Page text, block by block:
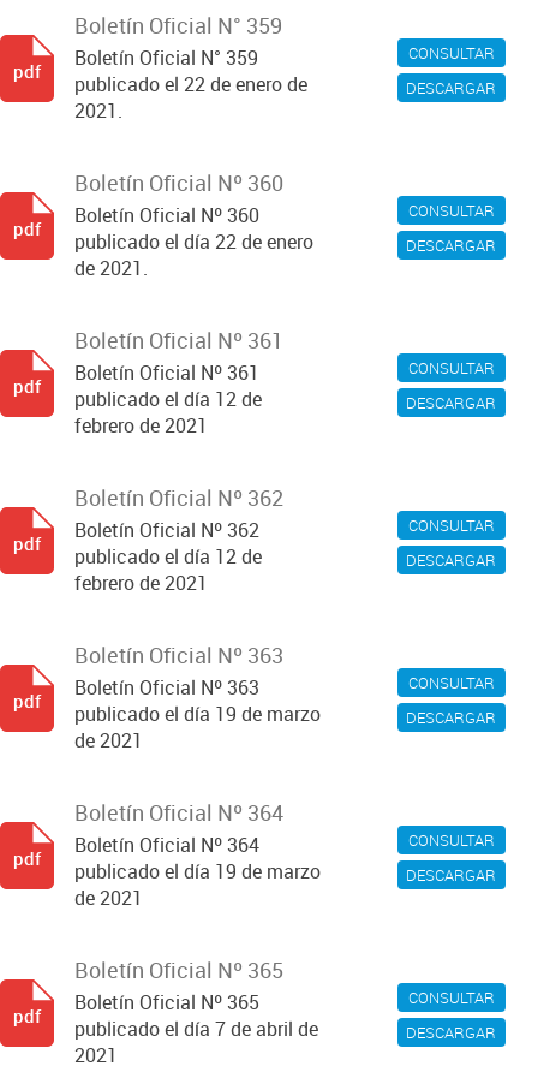
CONSULTAR
DESCARGAR
Boletín Oficial N° 359
Boletín Oficial N° 359
publicado el 22 de enero de
2021.
pdf
CONSULTAR
DESCARGAR
Boletín Oficial Nº 360
Boletín Oficial Nº 360
publicado el día 22 de enero
de 2021.
pdf
CONSULTAR
DESCARGAR
Boletín Oficial Nº 361
Boletín Oficial Nº 361
publicado el día 12 de
febrero de 2021
pdf
CONSULTAR
DESCARGAR
Boletín Oficial Nº 362
Boletín Oficial Nº 362
publicado el día 12 de
febrero de 2021
pdf
CONSULTAR
DESCARGAR
Boletín Oficial Nº 363
Boletín Oficial Nº 363
publicado el día 19 de marzo
de 2021
pdf
CONSULTAR
DESCARGAR
Boletín Oficial Nº 364
Boletín Oficial Nº 364
publicado el día 19 de marzo
de 2021
pdf
CONSULTAR
DESCARGAR
Boletín Oficial Nº 365
Boletín Oficial Nº 365
publicado el día 7 de abril de
2021
pdf